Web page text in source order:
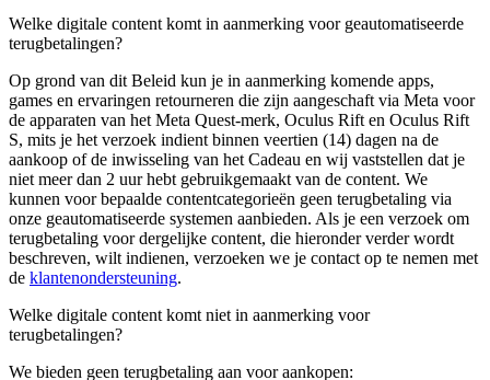
Welke digitale content komt in aanmerking voor geautomatiseerde
terugbetalingen?
Op grond van dit Beleid kun je in aanmerking komende apps,
games en ervaringen retourneren die zijn aangeschaft via Meta voor
de apparaten van het Meta Quest-merk, Oculus Rift en Oculus Rift
S, mits je het verzoek indient binnen veertien (14) dagen na de
aankoop of de inwisseling van het Cadeau en wij vaststellen dat je
niet meer dan 2 uur hebt gebruikgemaakt van de content. We
kunnen voor bepaalde contentcategorieën geen terugbetaling via
onze geautomatiseerde systemen aanbieden. Als je een verzoek om
terugbetaling voor dergelijke content, die hieronder verder wordt
beschreven, wilt indienen, verzoeken we je contact op te nemen met
de klantenondersteuning.
Welke digitale content komt niet in aanmerking voor
terugbetalingen?
We bieden geen terugbetaling aan voor aankopen: